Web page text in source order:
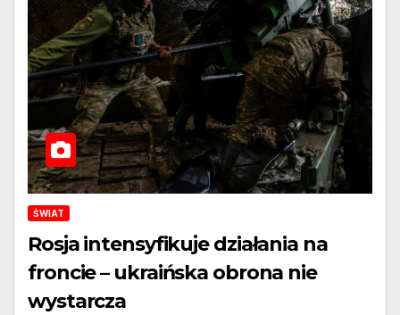
ŚWIAT
Rosja intensyfikuje działania na
froncie – ukraińska obrona nie
wystarcza